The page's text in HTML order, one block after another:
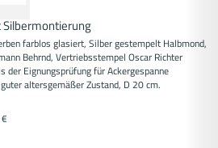
Silbermontierung
farblos glasiert, Silber gestempelt Halbmond,
Behrnd, Vertriebsstempel Oscar Richter
der Eignungsprüfung für Ackergespanne
altersgemäßer Zustand, D 20 cm.